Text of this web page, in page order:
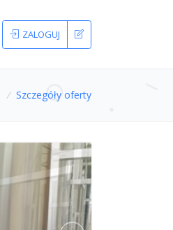
ZALOGUJ
/ Szczegóły oferty